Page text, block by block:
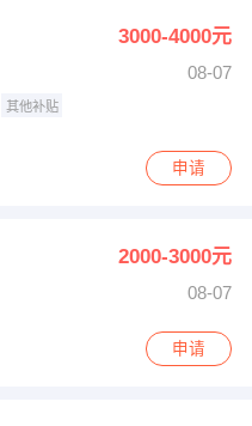
3000-4000元
08-07
其他补贴
申请
2000-3000元
08-07
申请